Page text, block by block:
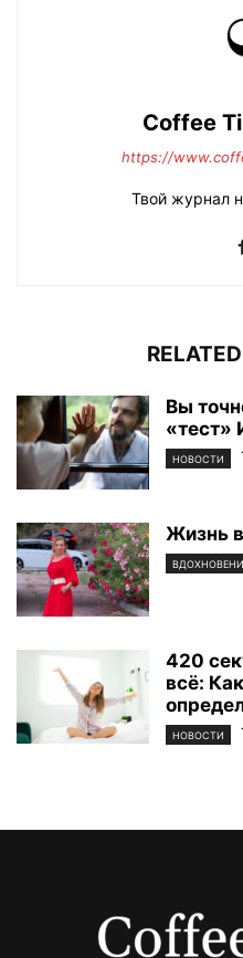
Coffee
https://
Твой журнал
Вы
«тест»
НОВОСТИ
Жизнь
420
всё:
НОВОСТИ